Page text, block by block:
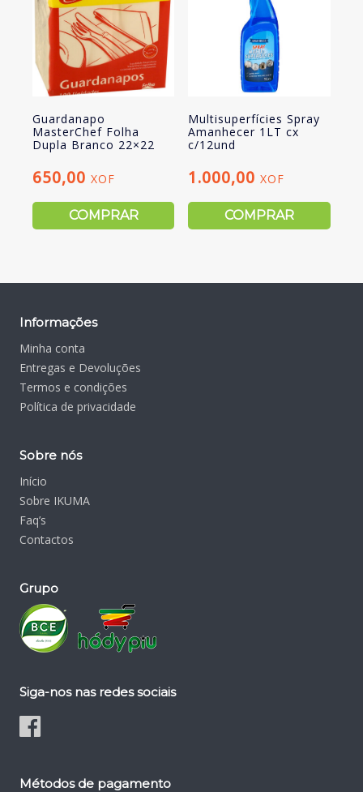
Guardanapo
MasterChef Folha
Dupla Branco 22×22
650,00 XOF
COMPRAR
Multisuperfícies Spray
Amanhecer 1LT cx
c/12und
1.000,00XOF
COMPRAR
Informações
Minha conta
Entregas e Devoluções
Termos e condições
Política de privacidade
Sobre nós
Início
Sobre IKUMA
Faq’s
Contactos
Grupo
Siga-nos nas redes sociais
Métodos de pagamento